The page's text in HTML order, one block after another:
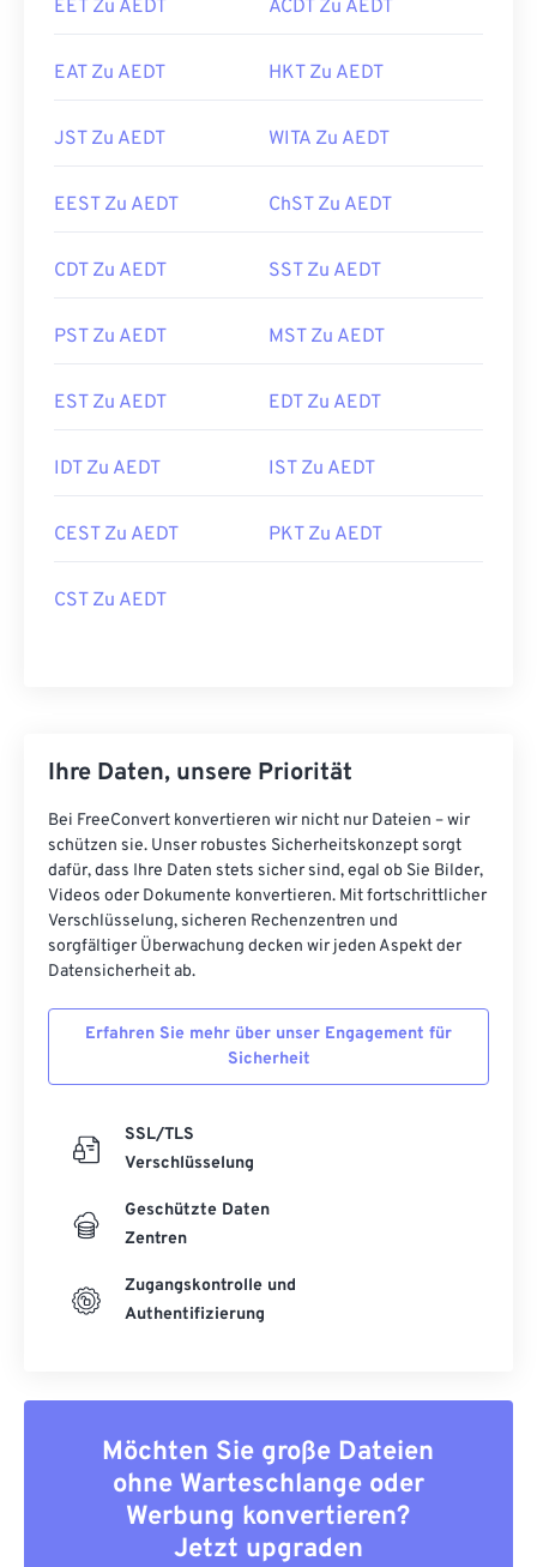
EET Zu AEDT ACDT Zu AEDT
EAT Zu AEDT HKT Zu AEDT
JST Zu AEDT WITA Zu AEDT
EEST Zu AEDT ChST Zu AEDT
CDT Zu AEDT SST Zu AEDT
PST Zu AEDT MST Zu AEDT
EST Zu AEDT EDT Zu AEDT
IDT Zu AEDT IST Zu AEDT
CEST Zu AEDT PKT Zu AEDT
CST Zu AEDT
Ihre Daten, unsere Priorität
Bei FreeConvert konvertieren wir nicht nur Dateien – wir
schützen sie. Unser robustes Sicherheitskonzept sorgt
dafür, dass Ihre Daten stets sicher sind, egal ob Sie Bilder,
Videos oder Dokumente konvertieren. Mit fortschrittlicher
Verschlüsselung, sicheren Rechenzentren und
sorgfältiger Überwachung decken wir jeden Aspekt der
Datensicherheit ab.
Erfahren Sie mehr über unser Engagement für
Sicherheit
SSL/TLS
Verschlüsselung
Geschützte Daten
Zentren
Zugangskontrolle und
Authentifizierung
Möchten Sie große Dateien
ohne Warteschlange oder
Werbung konvertieren?
Jetzt upgraden